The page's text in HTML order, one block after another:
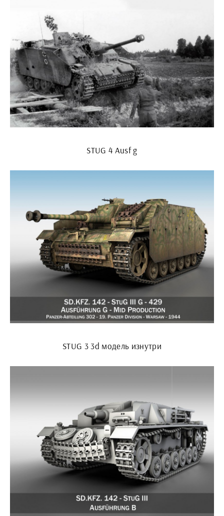
STUG 4 Ausf g
STUG 3 3d модель изнутри